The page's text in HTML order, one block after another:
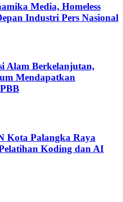
Media, Homeless
Industri Pers Nasional
Alam Berkelanjutan,
Mendapatkan
Kota Palangka Raya
Koding dan AI